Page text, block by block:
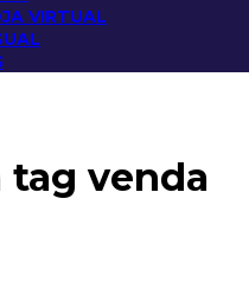
VIRTUAL
tag venda